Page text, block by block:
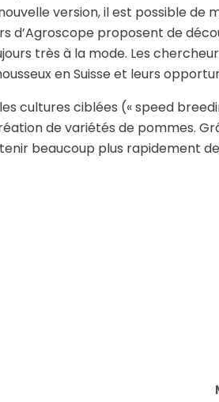
version, il est possible de
d’Agroscope proposent de
très à la mode. Les
en Suisse et leurs
cultures ciblées (« speed
de variétés de pommes.
beaucoup plus rapidement